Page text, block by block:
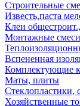
Строительные
Известь,паста
Клеи
Монтажные
Вспененная
Комплектующие
Маты, плиты
Стеклопластики,
Хозяйственные